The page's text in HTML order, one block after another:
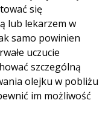
się
lub lekarzem w
samo powinien
uczucie
szczególną
olejku w pobliżu
im możliwość